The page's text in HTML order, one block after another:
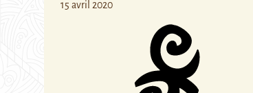
15 avril 2020